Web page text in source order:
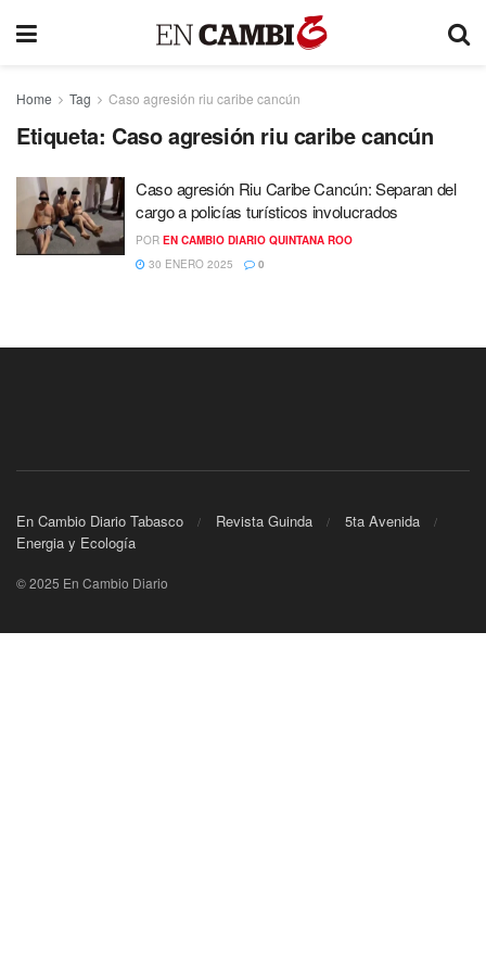
Home Tag Caso agresión riu caribe cancún
Etiqueta: Caso agresión riu caribe cancún
Caso agresión Riu Caribe Cancún: Separan del
cargo a policías turísticos involucrados
POR EN CAMBIO DIARIO QUINTANA ROO
30 ENERO 2025
0
En Cambio Diario Tabasco Revista Guinda
5ta Avenida
Energia y Ecología
© 2025 En Cambio Diario